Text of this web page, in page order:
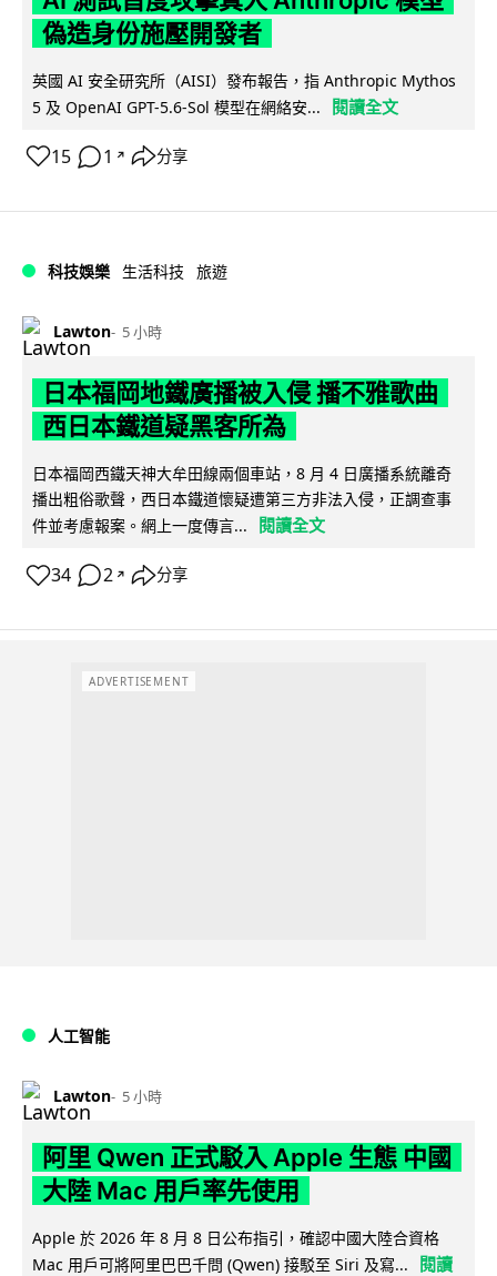
偽造身份施壓開發者
英國 AI 安全研究所（AISI）發布報告，指 Anthropic Mythos
5 及 OpenAI GPT-5.6-Sol 模型在網絡安...
閱讀全文
15 1 ↗ 分享
科技娛樂 生活科技 旅遊
Lawton 5 小時
日本福岡地鐵廣播被入侵 播不雅歌曲
西日本鐵道疑黑客所為
日本福岡西鐵天神大牟田線兩個車站，8 月 4 日廣播系統離奇
播出粗俗歌聲，西日本鐵道懷疑遭第三方非法入侵，正調查事
件並考慮報案。網上一度傳言...
閱讀全文
34 2 ↗ 分享
ADVERTISEMENT
人工智能
Lawton 5 小時
阿里 Qwen 正式駁入 Apple 生態 中國
大陸 Mac 用戶率先使用
Apple 於 2026 年 8 月 8 日公布指引，確認中國大陸合資格
Mac 用戶可將阿里巴巴千問 (Qwen) 接駁至 Siri 及寫...
閱讀